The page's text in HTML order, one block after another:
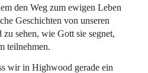
den Weg zum ewigen Leben
Geschichten von unseren
zu sehen, wie Gott sie segnet,
teilnehmen.
wir in Highwood gerade ein